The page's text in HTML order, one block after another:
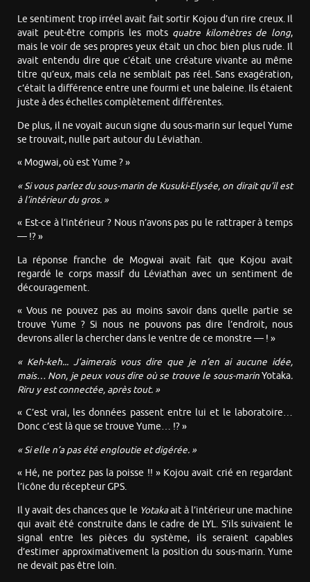
Le sentiment trop irréel avait fait sortir Kojou d’un rire creux. Il
avait peut-être compris les mots quatre kilomètres de long,
mais le voir de ses propres yeux était un choc bien plus rude. Il
avait entendu dire que c’était une créature vivante au même
titre qu’eux, mais cela ne semblait pas réel. Sans exagération,
c’était la différence entre une fourmi et une baleine. Ils étaient
juste à des échelles complètement différentes.
De plus, il ne voyait aucun signe du sous-marin sur lequel Yume
se trouvait, nulle part autour du Léviathan.
« Mogwai, où est Yume ? »
« Si vous parlez du sous-marin de Kusuki-Elysée, on dirait qu’il est
à l’intérieur du gros. »
« Est-ce à l’intérieur ? Nous n’avons pas pu le rattraper à temps
— !? »
La réponse franche de Mogwai avait fait que Kojou avait
regardé le corps massif du Léviathan avec un sentiment de
découragement.
« Vous ne pouvez pas au moins savoir dans quelle partie se
trouve Yume ? Si nous ne pouvons pas dire l’endroit, nous
devrons aller la chercher dans le ventre de ce monstre — ! »
« Keh-keh... J’aimerais vous dire que je n’en ai aucune idée,
mais… Non, je peux vous dire où se trouve le sous-marinYotaka.
Riru y est connectée, après tout. »
« C’est vrai, les données passent entre lui et le laboratoire…
Donc c’est là que se trouve Yume… !? »
« Si elle n’a pas été engloutie et digérée. »
« Hé, ne portez pas la poisse !! » Kojou avait crié en regardant
l’icône du récepteur GPS.
Il y avait des chances que le Yotakaait à l’intérieur une machine
qui avait été construite dans le cadre de LYL. S’ils suivaient le
signal entre les pièces du système, ils seraient capables
d’estimer approximativement la position du sous-marin. Yume
ne devait pas être loin.